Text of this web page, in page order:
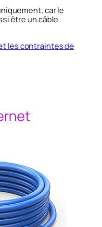
car le
être un câble
les contraintes de